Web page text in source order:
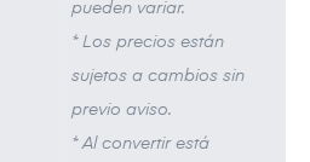
pueden variar.
* Los precios están
sujetos a cambios sin
previo aviso.
* Al convertir está